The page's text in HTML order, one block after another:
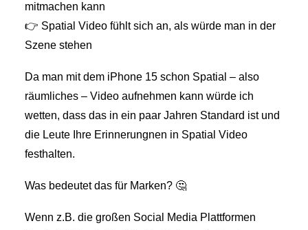
mitmachen kann
👉 Spatial Video fühlt sich an, als würde man in der
Szene stehen
Da man mit dem iPhone 15 schon Spatial – also
räumliches – Video aufnehmen kann würde ich
wetten, dass das in ein paar Jahren Standard ist und
die Leute Ihre Erinnerungnen in Spatial Video
festhalten.
Was bedeutet das für Marken? 🤔
Wenn z.B. die großen Social Media Plattformen